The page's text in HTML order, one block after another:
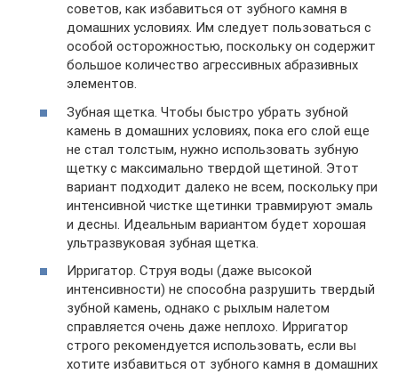
советов, как избавиться от зубного камня в
домашних условиях. Им следует пользоваться с
особой осторожностью, поскольку он содержит
большое количество агрессивных абразивных
элементов.
Зубная щетка. Чтобы быстро убрать зубной
камень в домашних условиях, пока его слой еще
не стал толстым, нужно использовать зубную
щетку с максимально твердой щетиной. Этот
вариант подходит далеко не всем, поскольку при
интенсивной чистке щетинки травмируют эмаль
и десны. Идеальным вариантом будет хорошая
ультразвуковая зубная щетка.
Ирригатор. Струя воды (даже высокой
интенсивности) не способна разрушить твердый
зубной камень, однако с рыхлым налетом
справляется очень даже неплохо. Ирригатор
строго рекомендуется использовать, если вы
хотите избавиться от зубного камня в домашних